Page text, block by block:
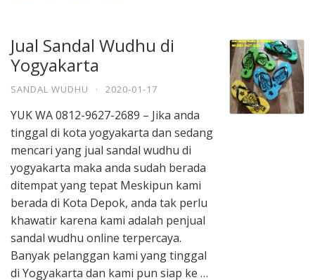
Jual Sandal Wudhu di
Yogyakarta
SANDAL WUDHU · 2020-01-17
YUK WA 0812-9627-2689 – Jika anda
tinggal di kota yogyakarta dan sedang
mencari yang jual sandal wudhu di
yogyakarta maka anda sudah berada
ditempat yang tepat Meskipun kami
berada di Kota Depok, anda tak perlu
khawatir karena kami adalah penjual
sandal wudhu online terpercaya.
Banyak pelanggan kami yang tinggal
di Yogyakarta dan kami pun siap ke …